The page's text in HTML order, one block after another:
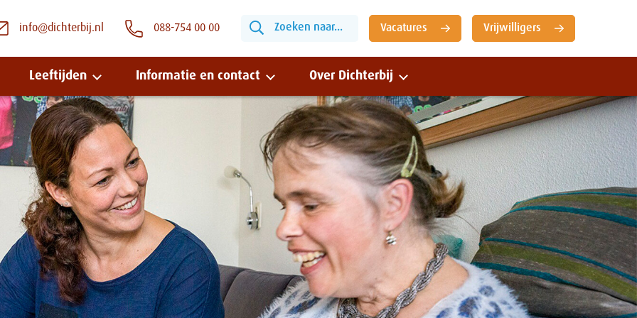
info@dichterbij.nl 088-754 00 00 Zoeken naar... Vacatures Vrijwilligers
Leeftijden Informatie en contact Over Dichterbij
Sluiten
Snel naar:
Wonen bij Dichterbij
Zinvolle dagbesteding
Vrije dagbestedingsplekken